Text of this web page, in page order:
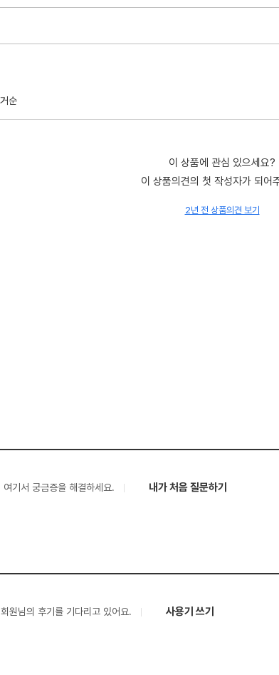
순
이 상품에 관심 있으세요?
이 상품의견의 첫 작성자가 되어
2년 전 상품의견 보기
기서 궁금증을 해결하세요. 내가 처음 질문하기
원님의 후기를 기다리고 있어요. 사용기 쓰기